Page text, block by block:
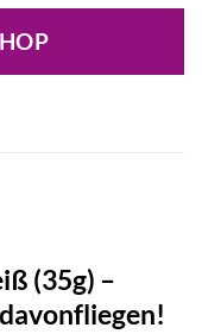
(35g) –